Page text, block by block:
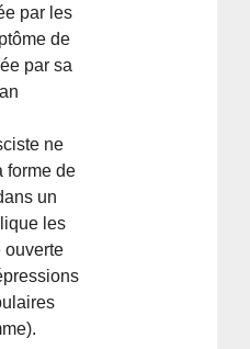
par les
de
par sa
ne
forme de
un
les
ouverte